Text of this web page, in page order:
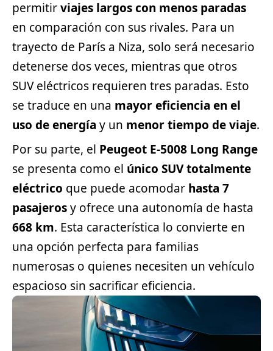
permitirviajes largos con menos paradas
en comparación con sus rivales. Para un
trayecto de París a Niza, solo será necesario
detenerse dos veces, mientras que otros
SUV eléctricos requieren tres paradas. Esto
se traduce en una mayor eficiencia en el
uso de energía y un menor tiempo de viaje.
Por su parte, el Peugeot E-5008 Long Range
se presenta como el único SUV totalmente
eléctrico que puede acomodar hasta 7
pasajerosy ofrece una autonomía de hasta
668 km. Esta característica lo convierte en
una opción perfecta para familias
numerosas o quienes necesiten un vehículo
espacioso sin sacrificar eficiencia.